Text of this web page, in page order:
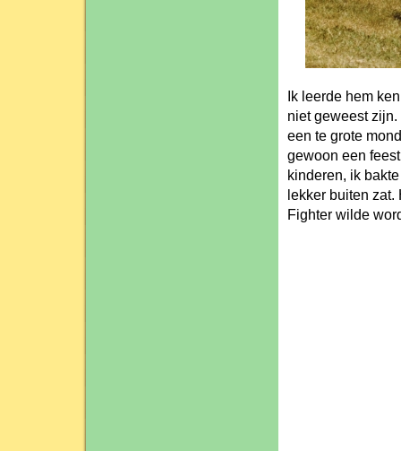
Ik leerde hem
niet geweest
een te grote
gewoon een
kinderen, ik
lekker buiten
Fighter wilde